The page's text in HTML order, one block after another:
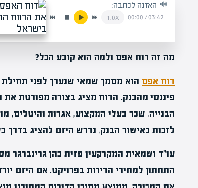
האזנה לכתבה:
03:42
/
00:00
1.0x
מה זה דוח אפס ולמה הוא קובע הכל?
דוח אפס הוא מסמך שמאי שנערך לפני תחילת
פיננסי מהבנק. הדוח מציג בצורה מפורטת את
הבנייה, שכר בעלי המקצוע, אגרות והיטלים,
לזכות באישור הבנק, נדרש היזם להציג בדרך כלל
עו"ד ושמאית המקרקעין פזית כהן
התחתון למחירי הדירות בפרויקט. אם היזם